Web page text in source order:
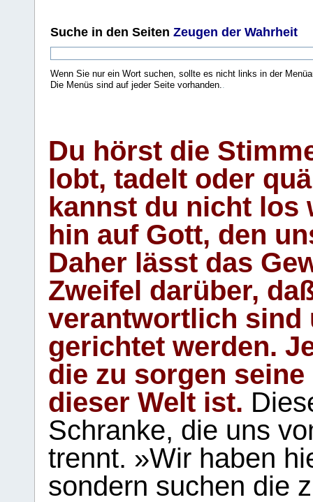
Suche in den Seiten Zeugen der Wahrheit
Wenn Sie nur ein Wort suchen, sollte es nicht links in der
Die Menüs sind auf jeder Seite vorhanden..
Du hörst die
lobt, tadelt oder
kannst du nicht los
hin auf Gott, den
Daher lässt das
Zweifel darüber,
verantwortlich sind
gerichtet werden.
die zu sorgen
dieser Welt ist.
Schranke, die uns
trennt. »Wir haben
sondern suchen die